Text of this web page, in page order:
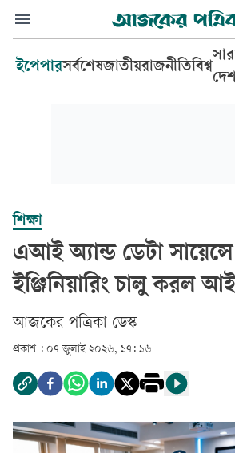
ইপেপারসর্বশেষজাতীয়রাজনীতিবিশ্ব
দেশ
শিক্ষা
এআই অ্যান্ড ডেটা
ইঞ্জিনিয়ারিং চালু করল
আজকের পত্রিকা ডেস্ক­
প্রকাশ : ০৭ জুলাই ২০২৬, ১৭: ১৬